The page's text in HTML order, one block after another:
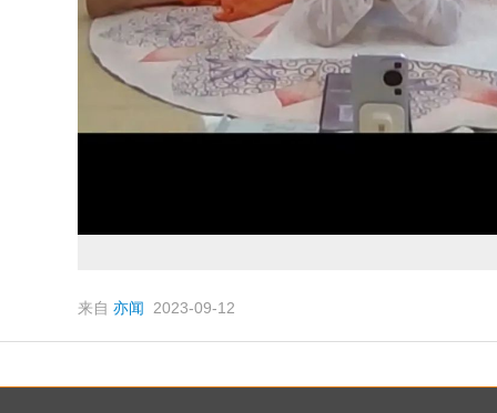
来自 亦闻 2023-09-12